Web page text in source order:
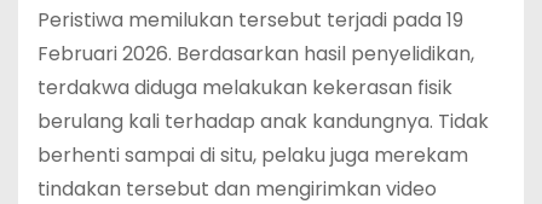
Peristiwa memilukan tersebut terjadi pada 19
Februari 2026. Berdasarkan hasil penyelidikan,
terdakwa diduga melakukan kekerasan fisik
berulang kali terhadap anak kandungnya. Tidak
berhenti sampai di situ, pelaku juga merekam
tindakan tersebut dan mengirimkan video